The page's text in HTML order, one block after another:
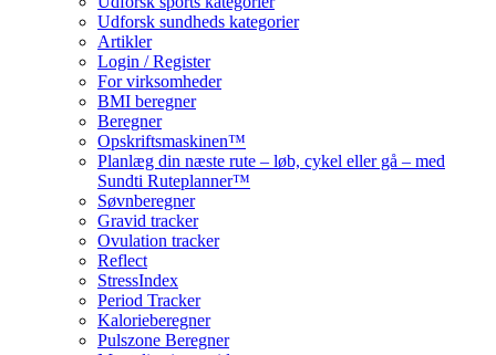
Udforsk sundheds kategorier
Artikler
Login / Register
For virksomheder
BMI beregner
Beregner
Opskriftsmaskinen™
Planlæg din næste rute – løb, cykel eller gå – med
Sundti Ruteplanner™
Søvnberegner
Gravid tracker
Ovulation tracker
Reflect
StressIndex
Period Tracker
Kalorieberegner
Pulszone Beregner